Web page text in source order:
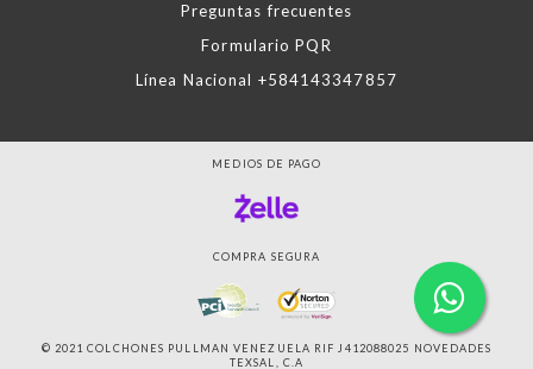
Preguntas frecuentes
Formulario PQR
Línea Nacional +584143347857
MEDIOS DE PAGO
COMPRA SEGURA
© 2021 COLCHONES PULLMAN VENEZUELA RIF J412088025 NOVEDADES
TEXSAL, C.A